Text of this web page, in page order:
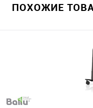
ПОХОЖИЕ